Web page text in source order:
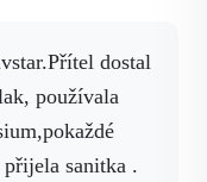
používala
sanitka .